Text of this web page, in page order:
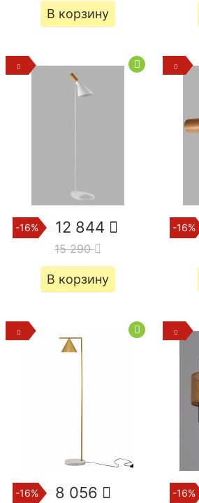
В корзину
-16% 12 844
15 290
В корзину
-16%
-16% 8 056 -16%